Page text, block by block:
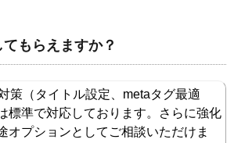
もらえますか？
策（タイトル設定、metaタグ最適
標準で対応しております。さらに強化
オプションとしてご相談いただけま